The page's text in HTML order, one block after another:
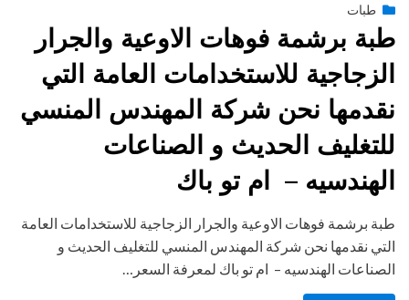
engmansyPosted
يناير 28, 2015
طبات
طبة برشمة فوهات الاوعية والجرار
الزجاجية للاستخدامات العامة التي
نقدمها نحن شركة المهندس المنسي
للتغليف الحديث و الصناعات
الهندسيه – ام تو باك
طبة برشمة فوهات الاوعية والجرار الزجاجية للاستخدامات العامة
التي نقدمها نحن شركة المهندس المنسي للتغليف الحديث و
الصناعات الهندسيه – ام تو باك لمعرفة السعر…